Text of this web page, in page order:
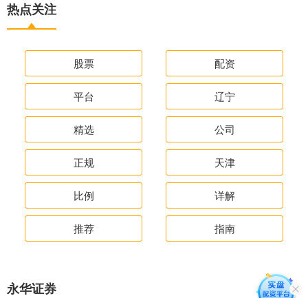
热点关注
股票 配资
平台 辽宁
精选 公司
正规 天津
比例 详解
推荐 指南
永华证券